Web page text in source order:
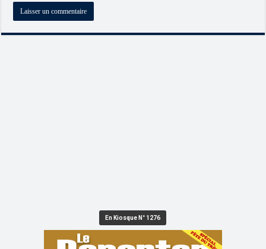
En Kiosque N° 1276